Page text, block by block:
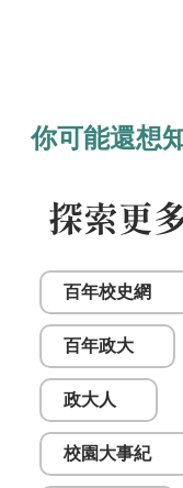
你可能還想
探索更
百年校史網
百年政大
政大人
校園大事紀